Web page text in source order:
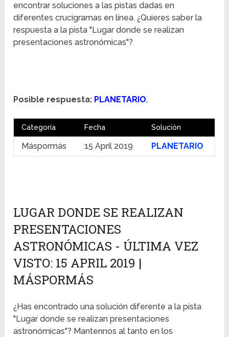
encontrar soluciones a las pistas dadas en
diferentes crucigramas en línea. ¿Quieres saber la
respuesta a la pista "Lugar donde se realizan
presentaciones astronómicas"?
Posible respuesta: PLANETARIO,
Categoría Fecha Solución
Máspormás 15 April 2019 PLANETARIO
LUGAR DONDE SE REALIZAN
PRESENTACIONES
ASTRONÓMICAS - ÚLTIMA VEZ
VISTO: 15 APRIL 2019 |
MÁSPORMÁS
¿Has encontrado una solución diferente a la pista
"Lugar donde se realizan presentaciones
astronómicas"? Mantennos al tanto en los